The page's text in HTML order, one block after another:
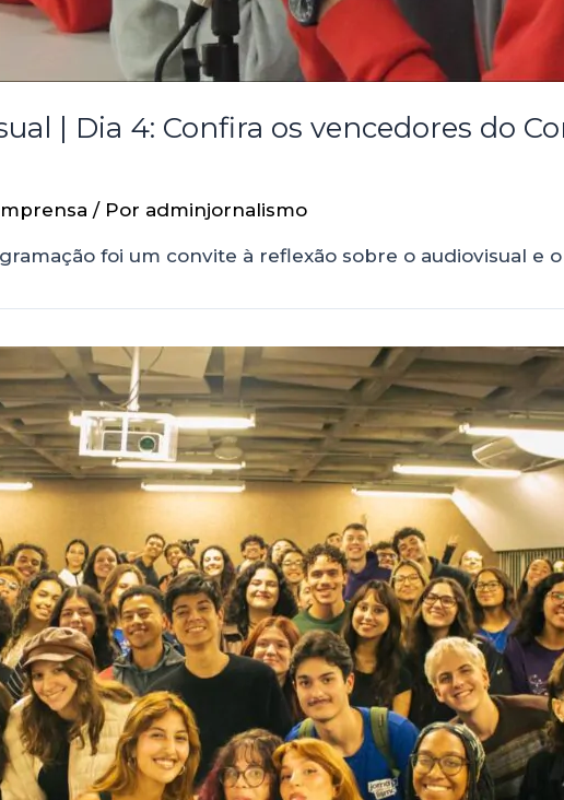
| Dia 4: Confira os vencedores do
/ Por adminjornalismo
foi um convite à reflexão sobre o audiovisual e